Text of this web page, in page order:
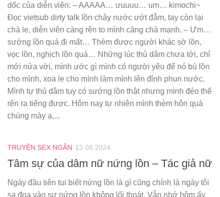
dốc của diễn viên: – AAAAA… ưuuuu… um… kimochi~
Đọc vietsub dirty talk lồn chảy nước ướt đẫm, tay còn lại
chà le, diễn viên càng rên to mình càng chà mạnh. – Ưm…
sướng lồn quá đi mất… Thèm được người khác sờ lồn,
vọc lồn, nghịch lồn quá… Những lúc thủ dâm chưa tới, chỉ
mới nửa vời, mình ước gì mình có người yêu để nó bú lồn
cho mình, xoa le cho mình làm mình lên đỉnh phun nước.
Mình tự thủ dâm tuy có sướng lồn thật nhưng mình đéo thể
rên ra tiếng được. Hôm nay tự nhiên mình thèm hôn quá
chúng mày ạ,...
TRUYỆN SEX NGẮN 13.08.2024
Tâm sự của dâm nữ nứng lồn – Tác giả nữ
Ngày đầu tiên tui biết nứng lồn là gì cũng chính là ngày tôi
sa đọa vào sự nứng lồn không lối thoát. Vẫn nhớ hôm ấy